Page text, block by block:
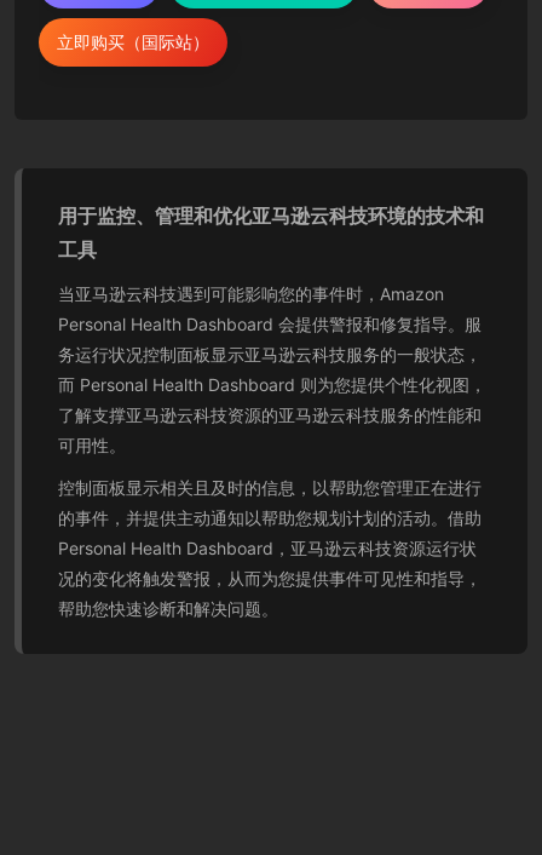
立即购买（国际站）
用于监控、管理和优化亚马逊云科技环境的技术和
工具
当亚马逊云科技遇到可能影响您的事件时，Amazon
Personal Health Dashboard 会提供警报和修复指导。服
务运行状况控制面板显示亚马逊云科技服务的一般状态，
而 Personal Health Dashboard 则为您提供个性化视图，
了解支撑亚马逊云科技资源的亚马逊云科技服务的性能和
可用性。
控制面板显示相关且及时的信息，以帮助您管理正在进行
的事件，并提供主动通知以帮助您规划计划的活动。借助
Personal Health Dashboard，亚马逊云科技资源运行状
况的变化将触发警报，从而为您提供事件可见性和指导，
帮助您快速诊断和解决问题。